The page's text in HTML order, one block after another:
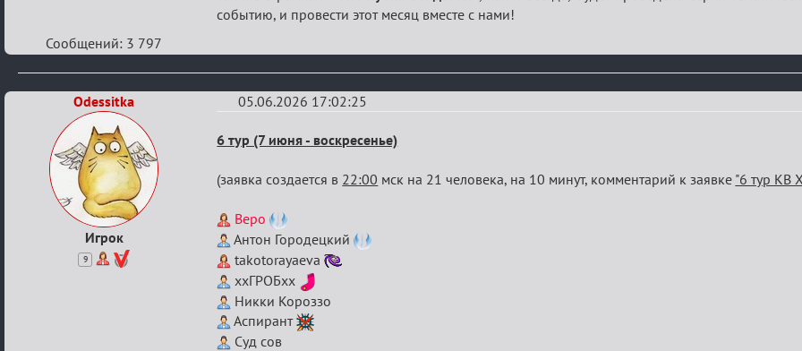
событию, и провести этот месяц вместе с нами!
Сообщений: 3 797
Odessitka
Игрок
9
05.06.2026 17:02:25
Re:
Кубок
Вендетты
6 тур (7 июня - воскресенье)
(заявка создается в 22:00 мск на 21 человека, на 10 минут, комментарий к заявке "6 тур КВ
Веро
Антон Городецкий
takotorayaeva
ххГРОБхх
Никки Короззо
Аспирант
Суд сов